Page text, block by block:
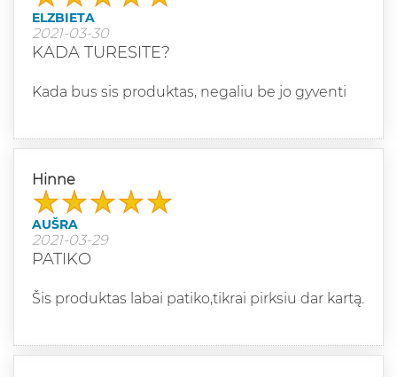
ELZBIETA
2021-03-30
KADA TURESITE?
Kada bus sis produktas, negaliu be jo gyventi
Hinne
AUŠRA
2021-03-29
PATIKO
Šis produktas labai patiko,tikrai pirksiu dar kartą.